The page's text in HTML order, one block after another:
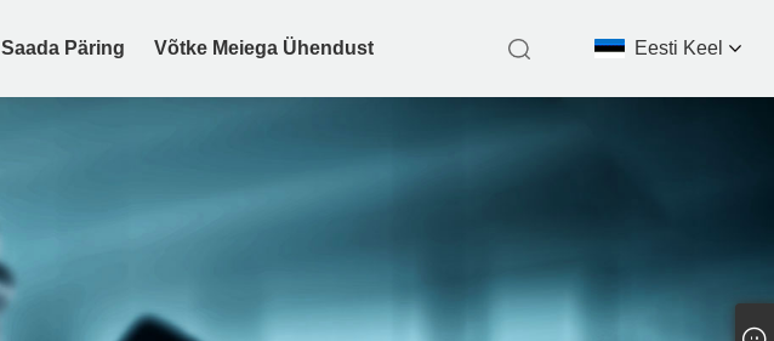
Eesti Keel
Saada Päring Võtke Meiega Ühendust